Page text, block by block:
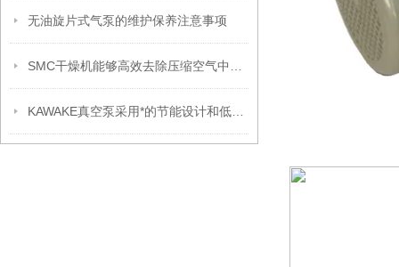
无油旋片式气泵的维护保养注意事项